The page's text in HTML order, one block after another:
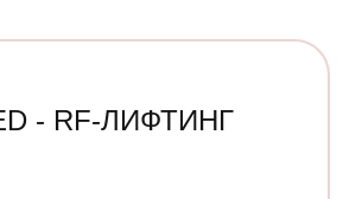
- RF-ЛИФТИНГ